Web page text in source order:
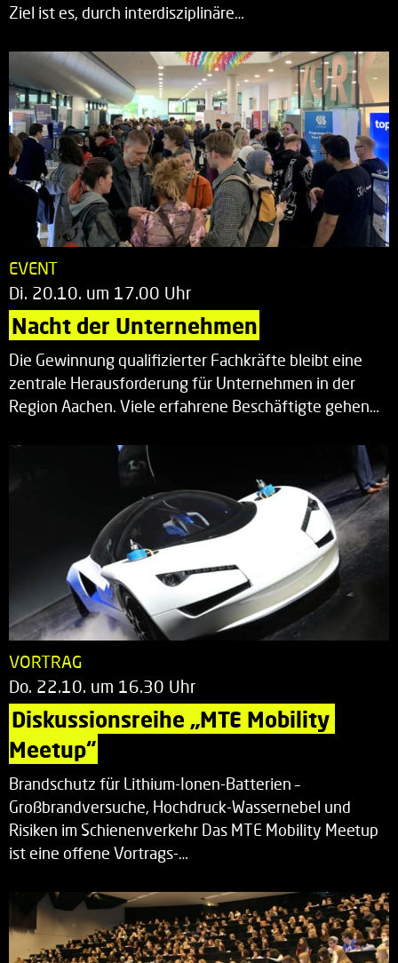
Ziel ist es, durch interdisziplinäre…
EVENT
Di. 20.10. um 17.00 Uhr
Nacht der Unternehmen
Die Gewinnung qualifizierter Fachkräfte bleibt eine
zentrale Herausforderung für Unternehmen in der
Region Aachen. Viele erfahrene Beschäftigte gehen…
VORTRAG
Do. 22.10. um 16.30 Uhr
Diskussionsreihe „MTE Mobility
Meetup“
Brandschutz für Lithium-Ionen-Batterien –
Großbrandversuche, Hochdruck-Wassernebel und
Risiken im Schienenverkehr Das MTE Mobility Meetup
ist eine offene Vortrags-…